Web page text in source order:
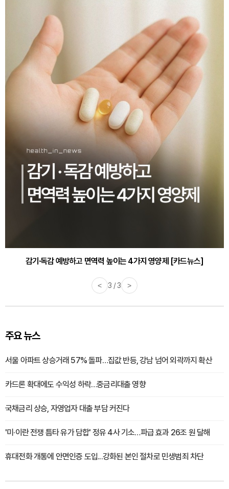
감기·독감 예방하고 면역력 높이는 4가지 영양제 [카드뉴스]
< 3 / 3 >
주요 뉴스
서울 아파트 상승거래 57% 돌파…집값 반등, 강남 넘어 외곽까지 확산
카드론 확대에도 수익성 하락…중금리대출 영향
국채금리 상승, 자영업자 대출 부담 커진다
'미·이란 전쟁 틈타 유가 담합' 정유 4사 기소…파급 효과 26조 원 달해
휴대전화 개통에 안면인증 도입...강화된 본인 절차로 민생범죄 차단